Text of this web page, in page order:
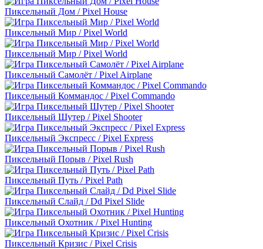
Пиксельный Дом / Pixel House
Пиксельный Мир / Pixel World
Пиксельный Мир / Pixel World
Пиксельный Самолёт / Pixel Airplane
Пиксельный Коммандос / Pixel Commando
Пиксельный Шутер / Pixel Shooter
Пиксельный Экспресс / Pixel Express
Пиксельный Порыв / Pixel Rush
Пиксельный Путь / Pixel Path
Пиксельный Слайд / Dd Pixel Slide
Пиксельный Охотник / Pixel Hunting
Пиксельный Кризис / Pixel Crisis